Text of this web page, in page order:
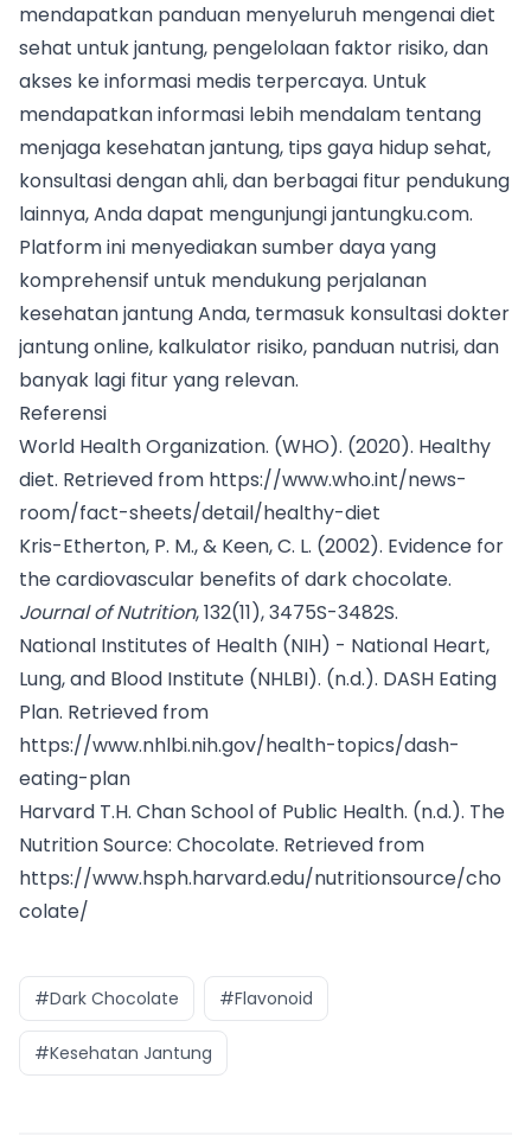
mendapatkan panduan menyeluruh mengenai diet
sehat untuk jantung, pengelolaan faktor risiko, dan
akses ke informasi medis terpercaya. Untuk
mendapatkan informasi lebih mendalam tentang
menjaga kesehatan jantung, tips gaya hidup sehat,
konsultasi dengan ahli, dan berbagai fitur pendukung
lainnya, Anda dapat mengunjungijantungku.com.
Platform ini menyediakan sumber daya yang
komprehensif untuk mendukung perjalanan
kesehatan jantung Anda, termasuk konsultasi dokter
jantung online, kalkulator risiko, panduan nutrisi, dan
banyak lagi fitur yang relevan.
Referensi
World Health Organization. (WHO). (2020). Healthy
diet. Retrieved from https://www.who.int/news-
room/fact-sheets/detail/healthy-diet
Kris-Etherton, P. M., & Keen, C. L. (2002). Evidence for
the cardiovascular benefits of dark chocolate.
Journal of Nutrition, 132(11), 3475S-3482S.
National Institutes of Health (NIH) - National Heart,
Lung, and Blood Institute (NHLBI). (n.d.). DASH Eating
Plan. Retrieved from
https://www.nhlbi.nih.gov/health-topics/dash-
eating-plan
Harvard T.H. Chan School of Public Health. (n.d.). The
Nutrition Source: Chocolate. Retrieved from
https://www.hsph.harvard.edu/nutritionsource/cho
colate/
#Dark Chocolate #Flavonoid
#Kesehatan Jantung